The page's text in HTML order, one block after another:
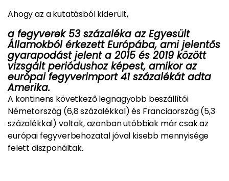
Ahogy az a kutatásból kiderült,
a fegyverek 53 százaléka az Egyesült
Államokból érkezett Európába, ami jelentős
gyarapodást jelent a 2015 és 2019 között
vizsgált periódushoz képest, amikor az
európai fegyverimport 41 százalékát adta
Amerika.
A kontinens következő legnagyobb beszállítói
Németország (6,8 százalékkal) és Franciaország (5,3
százalékkal) voltak, azonban utóbbiak már csak az
európai fegyverbehozatal jóval kisebb mennyisége
felett diszponáltak.